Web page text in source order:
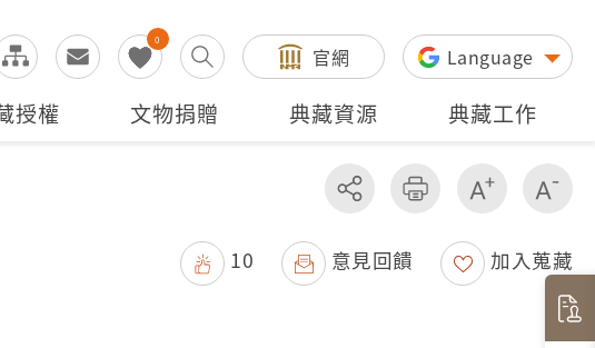
0
官網 Language
授權 文物捐贈 典藏資源 典藏工作
分享 友善列印 增加字級
10 意見回饋 加入蒐藏